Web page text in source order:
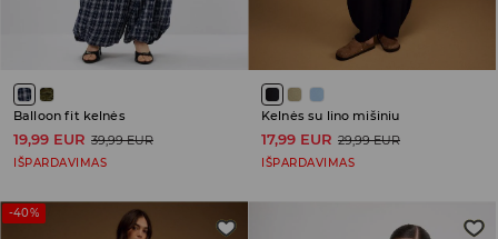
Balloon fit kelnės
19,99 EUR 39,99 EUR
IŠPARDAVIMAS
Kelnės su lino mišiniu
17,99 EUR 29,99 EUR
IŠPARDAVIMAS
-40%